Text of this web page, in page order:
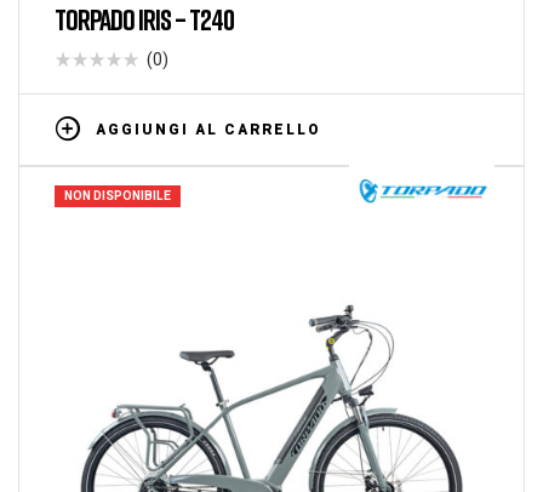
TORPADO IRIS – T240
(0)
AGGIUNGI AL CARRELLO
NON DISPONIBILE